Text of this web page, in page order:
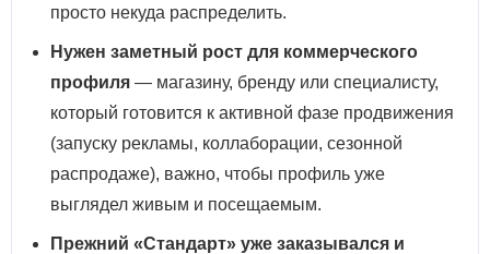
просто некуда распределить.
Нужен заметный рост для коммерческого
профиля — магазину, бренду или специалисту,
который готовится к активной фазе продвижения
(запуску рекламы, коллаборации, сезонной
распродаже), важно, чтобы профиль уже
выглядел живым и посещаемым.
Прежний «Стандарт» уже заказывался и